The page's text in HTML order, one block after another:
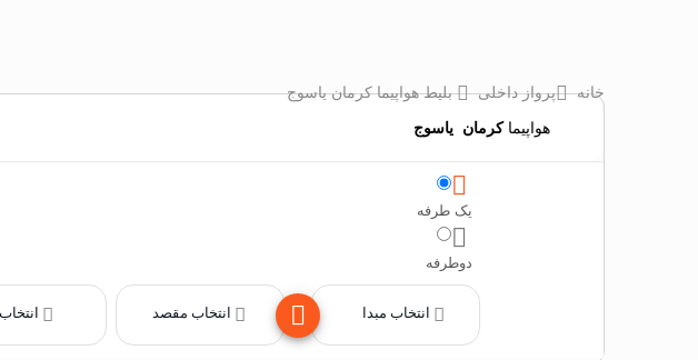
خانه پرواز داخلی
بلیط هواپیما کرمان یاسوج
هواپیماکرمان یاسوج
یک طرفه
دوطرفه
انتخاب مبدا انتخاب مقصد